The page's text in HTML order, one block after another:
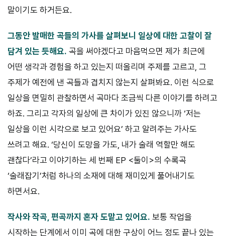
말이기도 하거든요.
그동안 발매한 곡들의 가사를 살펴보니 일상에 대한 고찰이 잘
담겨 있는 듯해요. 곡을 써야겠다고 마음먹으면 제가 최근에
어떤 생각과 경험을 하고 있는지 떠올리며 주제를 고르고, 그
주제가 예전에 낸 곡들과 겹치지 않는지 살펴봐요. 이런 식으로
일상을 면밀히 관찰하면서 곡마다 조금씩 다른 이야기를 하려고
하죠. 그리고 각자의 일상에 큰 차이가 있진 않으니까 ‘저는
일상을 이런 시각으로 보고 있어요’ 하고 알려주는 가사도
쓰려고 해요. ‘당신이 도망을 가도, 내가 술래 역할만 해도
괜찮다’라고 이야기하는 세 번째 EP <둘이>의 수록곡
‘술래잡기’처럼 하나의 소재에 대해 재미있게 풀어내기도
하면서요.
작사와 작곡, 편곡까지 혼자 도맡고 있어요. 보통 작업을
시작하는 단계에서 이미 곡에 대한 구상이 어느 정도 끝나 있는